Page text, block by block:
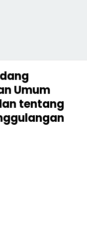
Umum
tentang